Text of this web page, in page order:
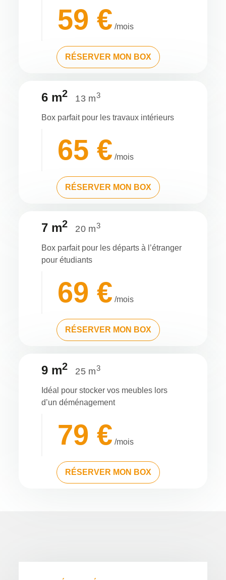
59 € /mois
RÉSERVER MON BOX
6 m2 13 m3
Box parfait pour les travaux intérieurs
65 € /mois
RÉSERVER MON BOX
7 m2 20 m3
Box parfait pour les départs à l’étranger
pour étudiants
69 € /mois
RÉSERVER MON BOX
9 m2 25 m3
Idéal pour stocker vos meubles lors
d’un déménagement
79 € /mois
RÉSERVER MON BOX